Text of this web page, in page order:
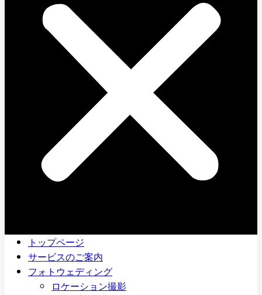
トップページ
サービスのご案内
フォトウェディング
ロケーション撮影